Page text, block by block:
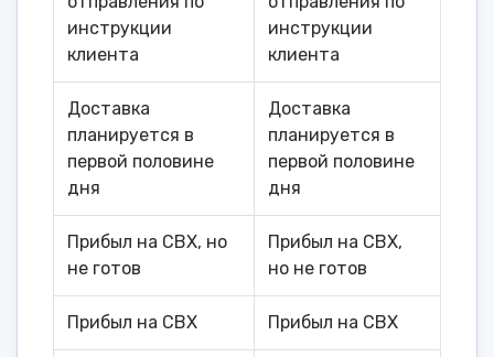
инструкции
клиента
инструкции
клиента
Доставка
планируется в
первой половине
дня
Доставка
планируется в
первой половине
дня
Прибыл на СВХ, но
не готов
Прибыл на СВХ,
но не готов
Прибыл на СВХ Прибыл на СВХ